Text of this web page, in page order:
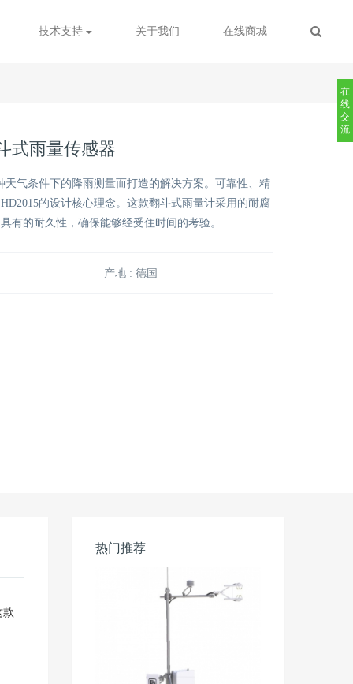
技术支持 关于我们 在线商城
式雨量传感器
天气条件下的降雨测量而打造的解决方案。可靠性、精
的设计核心理念。这款翻斗式雨量计采用的耐腐
有的耐久性，确保能够经受住时间的考验。
产地 : 德国
款
热门推荐
在
线
交
流